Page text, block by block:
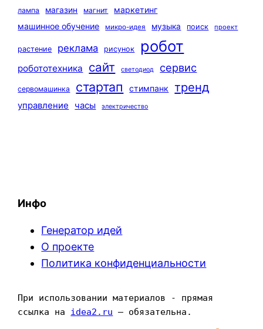
лампа
магазин магнит
маркетинг
машинное обучение
микро-идея музыка поиск проект
растение реклама рисунок робот
робототехника сайт светодиод сервис
сервомашинка стартап стимпанк тренд
управление часы электричество
Инфо
Генератор идей
О проекте
Политика конфиденциальности
При использовании материалов - прямая
ссылка на idea2.ru — обязательна.